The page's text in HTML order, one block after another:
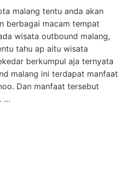
malang tentu anda akan
berbagai macam tempat
wisata outbound malang,
tahu ap aitu wisata
berkumpul aja ternyata
malang ini terdapat manfaat
Dan manfaat tersebut
…